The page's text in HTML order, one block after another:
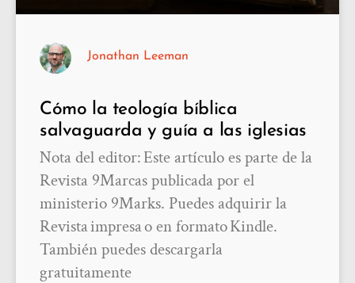
Cómo la teología bíblica
salvaguarda y guía a las iglesias
Nota del editor: Este artículo es parte de la
Revista 9Marcas publicada por el
ministerio 9Marks. Puedes adquirir la
Revista impresa o en formato Kindle.
También puedes descargarla
gratuitamente
Jonathan Leeman